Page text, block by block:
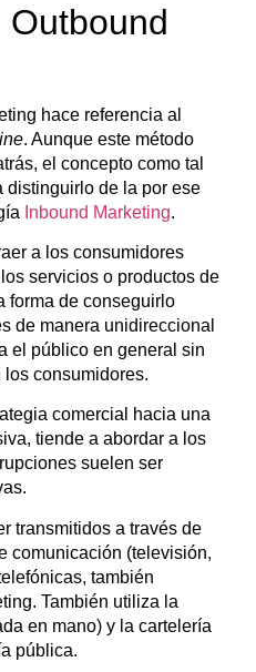
Outbound
hace referencia al
. Aunque este método
el concepto como tal
distinguirlo de la por ese
Inbound Marketing.
a los consumidores
servicios o productos de
forma de conseguirlo
de manera unidireccional
el público en general sin
consumidores.
comercial hacia una
tiende a abordar a los
suelen ser
transmitidos a través de
comunicación (televisión,
también
También utiliza la
en mano) y la cartelería
pública.